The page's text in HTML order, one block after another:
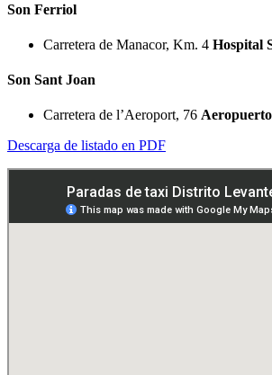
Son Ferriol
Carretera de Manacor, Km. 4 Hospital
Son Sant Joan
Carretera de l’Aeroport, 76
Descarga de listado en PDF